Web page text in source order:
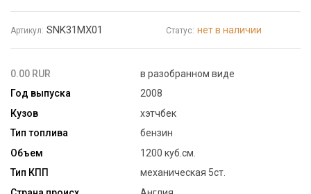
Артикул: SNK31MX01 Статус: нет в наличии
0.00 RUR
в разобранном виде
Год выпуска
2008
Кузов
хэтчбек
Тип топлива
бензин
Объем
1200 куб.см.
Тип КПП
механическая 5ст.